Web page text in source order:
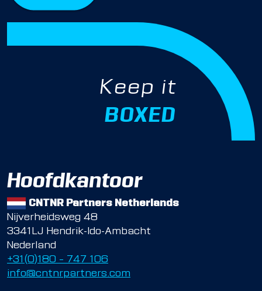
Keep it
BOXED
Hoofdkantoor
CNTNR Partners Netherlands
Nijverheidsweg 48
3341LJ Hendrik-Ido-Ambacht
Nederland
+31(0)180 – 747 106
info@cntnrpartners.com